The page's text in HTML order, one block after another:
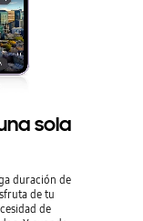
sola
duración de
de tu
de